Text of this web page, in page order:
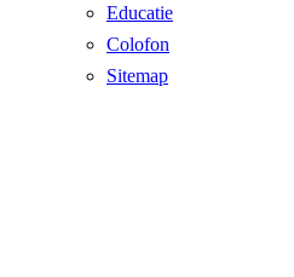
Educatie
Colofon
Sitemap